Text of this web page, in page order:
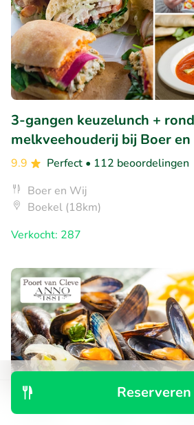
Reserveren
3-gangen keuzelunch +
melkveehouderij bij Boer
9.9 Perfect • 112 beoordelingen
Boer en Wij
Boekel (18km)
Verkocht: 287